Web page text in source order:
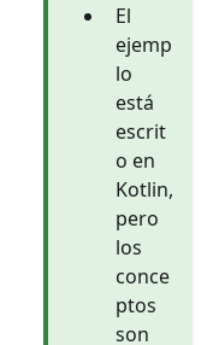
El
ejemp
lo
está
escrit
o en
Kotlin,
pero
los
conce
ptos
son